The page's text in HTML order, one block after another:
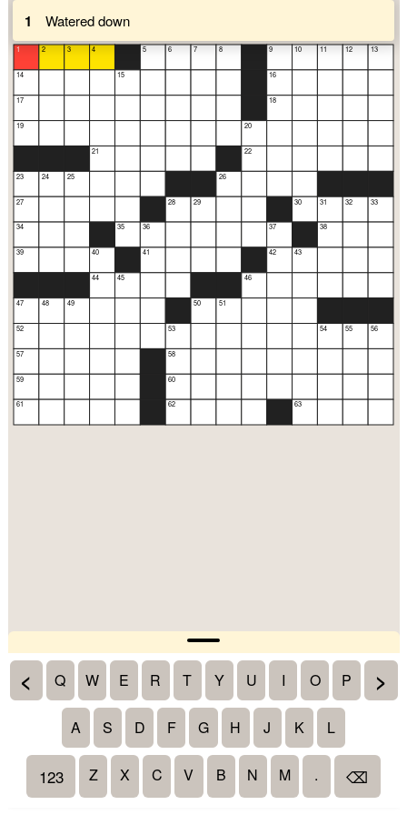
1 Watered down
1
14
17
19
23
27
34
39
47
52
57
59
61
2
24
48
3
25
49
4
21
40
44
15
35
45
5
36
41
6
28
53
58
60
62
7
29
50
8
26
51
20
22
46
9
16
18
37
42
10
30
43
63
11
31
38
54
12
32
55
13
33
56
< Q W E R T Y U I O P >
A S D F G H J K L
123 Z X C V B N M . ⌫